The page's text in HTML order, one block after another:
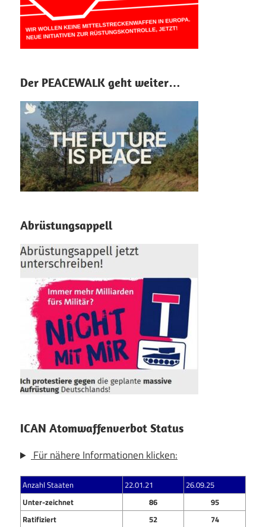
Der PEACEWALK geht weiter…
Abrüstungsappell
ICAN Atomwaffenverbot Status
Für nähere Informationen klicken:
Anzahl Staaten 22.01.21
26.09.25
Unter-zeichnet
86
95
Ratifiziert
52 74